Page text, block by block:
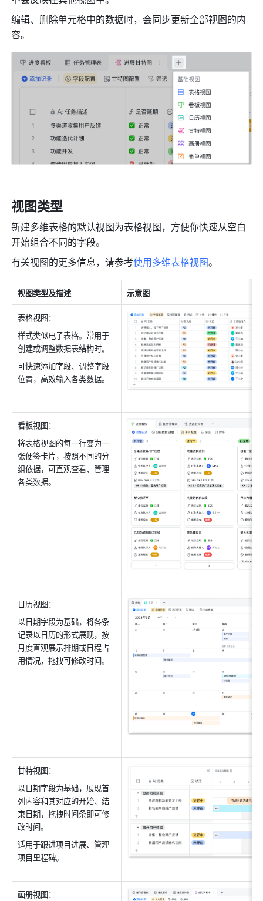
编辑、删除单元格中的数据时，会同步更新全部视图的内
容。
视图类型
新建多维表格的默认视图为表格视图，方便你快速从空白
开始组合不同的字段。
有关视图的更多信息，请参考使用多维表格视图。
视图类型及描述 示意图
表格视图：
样式类似电子表格。常用于
创建或调整数据表结构时。
可快速添加字段、调整字段
位置，高效输入各类数据。
看板视图：
将表格视图的每一行变为一
张便签卡片，按照不同的分
组依据，可直观查看、管理
各类数据。
日历视图：
以日期字段为基础，将各条
记录以日历的形式展现，按
月度直观展示排期或日程占
用情况，拖拽可修改时间。
甘特视图：
以日期字段为基础，展现首
列内容和其对应的开始、结
束日期，拖拽时间条即可修
改时间。
适用于跟进项目进展、管理
项目里程碑。
画册视图：